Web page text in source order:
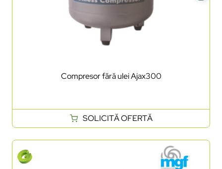
Compresor fără ulei Ajax300
SOLICITĂ OFERTĂ